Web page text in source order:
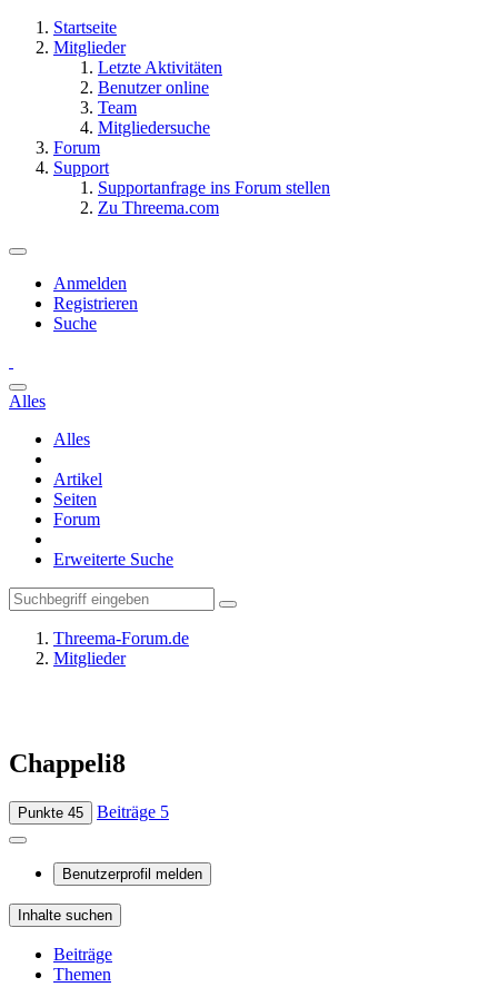
Startseite
Mitglieder
Letzte Aktivitäten
Benutzer online
Team
Mitgliedersuche
Forum
Support
Supportanfrage ins Forum stellen
Zu Threema.com
Anmelden
Registrieren
Suche
Alles
Alles
Artikel
Seiten
Forum
Erweiterte Suche
Threema-Forum.de
Mitglieder
Chappeli8
Punkte 45 Beiträge 5
Benutzerprofil melden
Inhalte suchen
Beiträge
Themen